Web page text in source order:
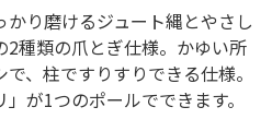
り磨けるジュート縄とやさし
2種類の爪とぎ仕様。かゆい所
、柱ですりすりできる仕様。
が1つのポールでできます。